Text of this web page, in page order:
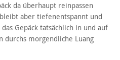
da überhaupt reinpassen
aber tiefenentspannt und
Gepäck tatsächlich in und auf
morgendliche Luang